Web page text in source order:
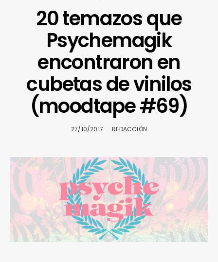
20 temazos que
Psychemagik
encontraron en
cubetas de vinilos
(moodtape #69)
27/10/2017 REDACCIÓN